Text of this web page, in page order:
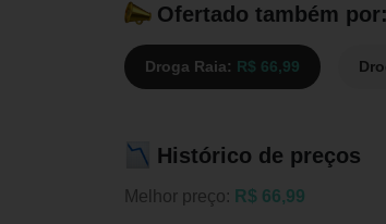
Ofertado também por:
Droga Raia: R$ 66,99
Histórico de preços
Melhor preço: R$ 66,99